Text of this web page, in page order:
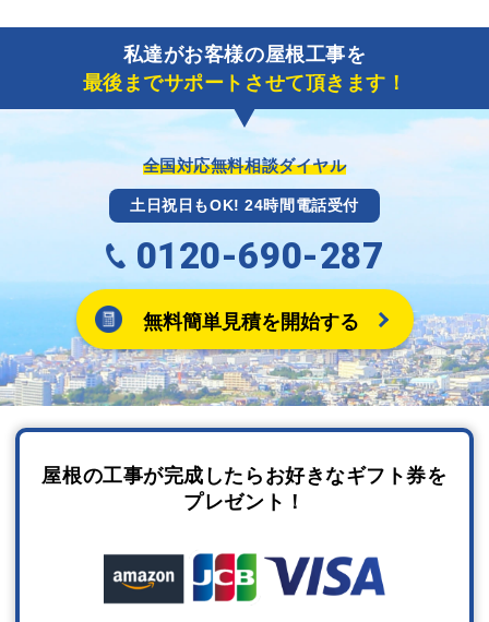
私達がお客様の屋根工事を
最後までサポートさせて頂きます！
全国対応無料相談ダイヤル
土日祝日もOK! 24時間電話受付
0120-690-287
無料簡単見積を開始する
屋根の工事が完成したらお好きなギフト券を
プレゼント！